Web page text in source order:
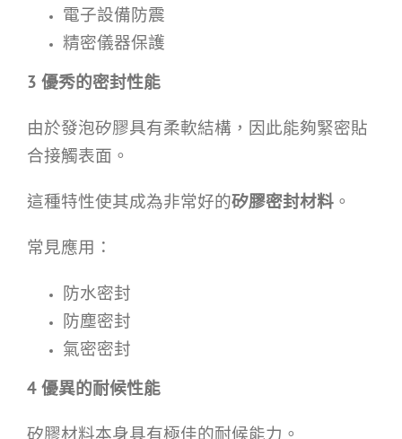
電子設備防震
精密儀器保護
3 優秀的密封性能
由於發泡矽膠具有柔軟結構，因此能夠緊密貼
合接觸表面。
這種特性使其成為非常好的矽膠密封材料。
常見應用：
防水密封
防塵密封
氣密密封
4 優異的耐候性能
矽膠材料本身具有極佳的耐候能力。